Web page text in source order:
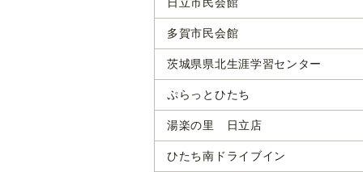
多賀市民会館
茨城県県北生涯学習センター
ぷらっとひたち
湯楽の里 日立店
ひたち南ドライブイン